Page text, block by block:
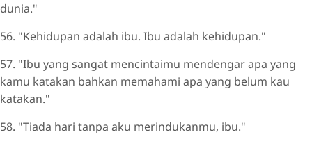
dunia."
56. "Kehidupan adalah ibu. Ibu adalah kehidupan."
57. "Ibu yang sangat mencintaimu mendengar apa yang
kamu katakan bahkan memahami apa yang belum kau
katakan."
58. "Tiada hari tanpa aku merindukanmu, ibu."